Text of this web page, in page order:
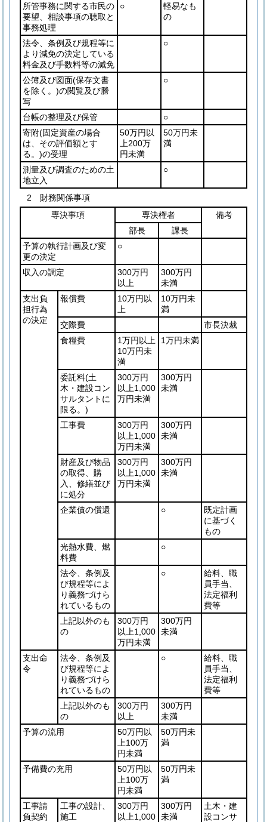
所管事務に関する市民の
要望、相談事項の聴取と
事務処理
○
軽易なも
の
法令、条例及び規程等に
より減免の決定している
料金及び手数料等の減免
○
公簿及び図面(保存文書
を除く。)の閲覧及び謄
写
○
台帳の整理及び保管
○
寄附(固定資産の場合
は、その評価額とす
る。)の受理
50万円以
上200万
円未満
50万円未
満
測量及び調査のための土
地立入
○
2 財務関係事項
専決事項
専決権者
備考
部長
課長
予算の執行計画及び変
更の決定
○
収入の調定
300万円
以上
300万円
未満
支出負
担行為
の決定
報償費
10万円以
上
10万円未
満
交際費
市長決裁
食糧費
1万円以上
10万円未
満
1万円未満
委託料(土
木・建設コン
サルタントに
限る。)
300万円
以上1,000
万円未満
300万円
未満
工事費
300万円
以上1,000
万円未満
300万円
未満
財産及び物品
の取得、購
入、修繕並び
に処分
300万円
以上1,000
万円未満
300万円
未満
企業債の償還 ○
既定計画
に基づく
もの
光熱水費、燃
料費
○
法令、条例及
び規程等によ
り義務づけら
れているもの
○
給料、職
員手当、
法定福利
費等
上記以外のも
の
300万円
以上1,000
万円未満
300万円
未満
支出命
令
法令、条例及
び規程等によ
り義務づけら
れているもの
○
給料、職
員手当、
法定福利
費等
上記以外のも
の
300万円
以上
300万円
未満
予算の流用
50万円以
上100万
円未満
50万円未
満
予備費の充用
50万円以
上100万
円未満
50万円未
満
工事請
負契約
工事の設計、
施工
300万円
以上1,000
300万円
未満
土木・建
設コンサ